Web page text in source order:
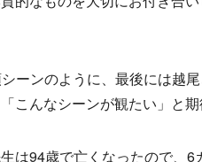
ーンのように、最後には越
こんなシーンが観たい」と
は94歳で亡くなったので、